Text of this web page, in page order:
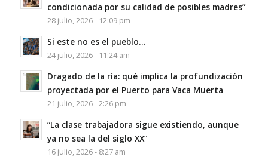
condicionada por su calidad de posibles madres”
28 julio, 2026 - 12:09 pm
Si este no es el pueblo…
24 julio, 2026 - 11:24 am
Dragado de la ría: qué implica la profundización
proyectada por el Puerto para Vaca Muerta
21 julio, 2026 - 2:26 pm
“La clase trabajadora sigue existiendo, aunque
ya no sea la del siglo XX”
16 julio, 2026 - 8:27 am